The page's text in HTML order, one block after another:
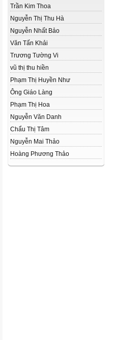
Trần Kim Thoa
Nguyễn Thị Thu Hà
Nguyễn Nhất Bảo
Văn Tấn Khải
Trương Tường Vi
vũ thị thu hiền
Phạm Thị Huyền Như
Ông Giáo Làng
Phạm Thị Hoa
Nguyễn Văn Danh
Chẩu Thị Tâm
Nguyễn Mai Thảo
Hoàng Phương Thảo